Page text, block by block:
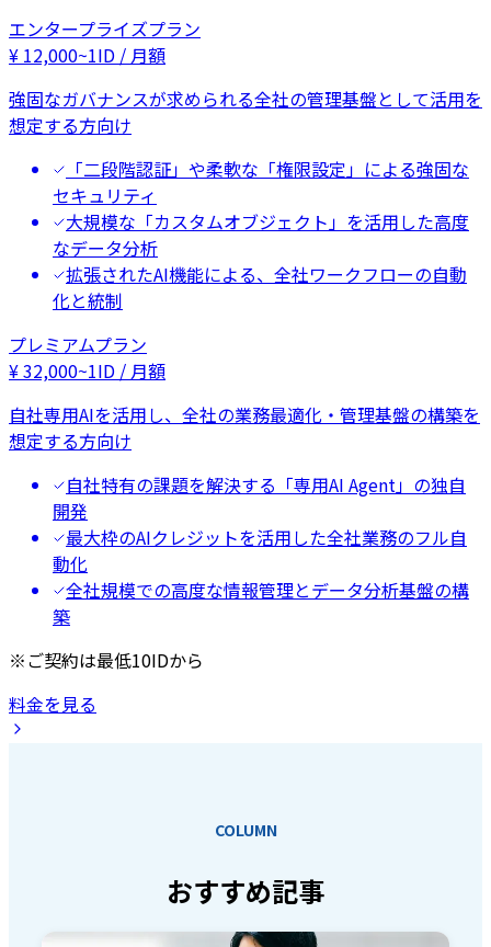
エンタープライズプラン
¥ 12,000~1ID / 月額
強固なガバナンスが求められる全社の管理基盤として活用を
想定する方向け
「二段階認証」や柔軟な「権限設定」による強固な
セキュリティ
大規模な「カスタムオブジェクト」を活用した高度
なデータ分析
拡張されたAI機能による、全社ワークフローの自動
化と統制
プレミアムプラン
¥32,000~1ID / 月額
自社専用AIを活用し、全社の業務最適化・管理基盤の構築を
想定する方向け
自社特有の課題を解決する「専用AI Agent」の独自
開発
最大枠のAIクレジットを活用した全社業務のフル自
動化
全社規模での高度な情報管理とデータ分析基盤の構
築
※ご契約は最低10IDから
料金を見る
COLUMN
おすすめ記事